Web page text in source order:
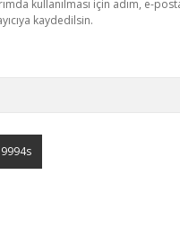
kullanılması için adım, e-
kaydedilsin.